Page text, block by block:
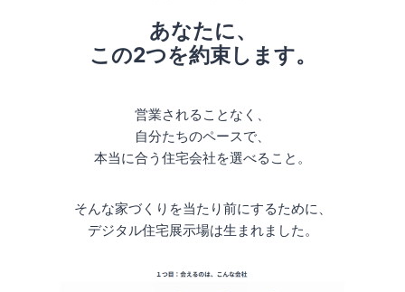
あなたに、
この2つを約束します。
営業されることなく、
自分たちのペースで、
本当に合う住宅会社を選べること。
そんな家づくりを当たり前にするために、
デジタル住宅展示場は生まれました。